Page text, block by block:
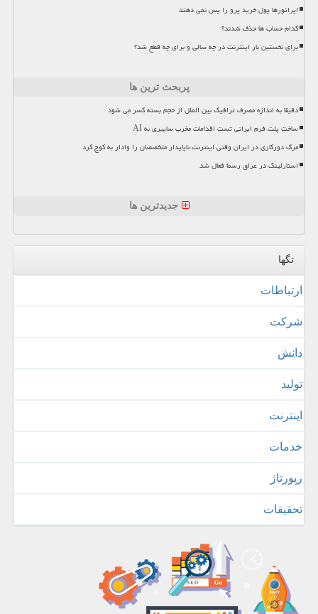
اپراتورها پول خرید پرو را پس نمی دهند
کدام حساب ها حذف شدند؟
برای نخستین بار اینترنت در چه سالی و برای چه قطع شد؟
پربحث ترین ها
دقیقا به اندازه مصرف ترافیک بین الملل از حجم بسته کسر می شود
ساخت پلت فرم ایرانی تست اقدامات مخرب سایبری به AI
مرگ دورکاری در ایران وقتی اینترنت ناپایدار متخصصان را وادار به کوچ کرد
استارلینک در عراق رسما فعال شد
جدیدترین ها
تگها
ارتباطات
شركت
دانش
تولید
اینترنت
خدمات
رپورتاژ
تحقیقات